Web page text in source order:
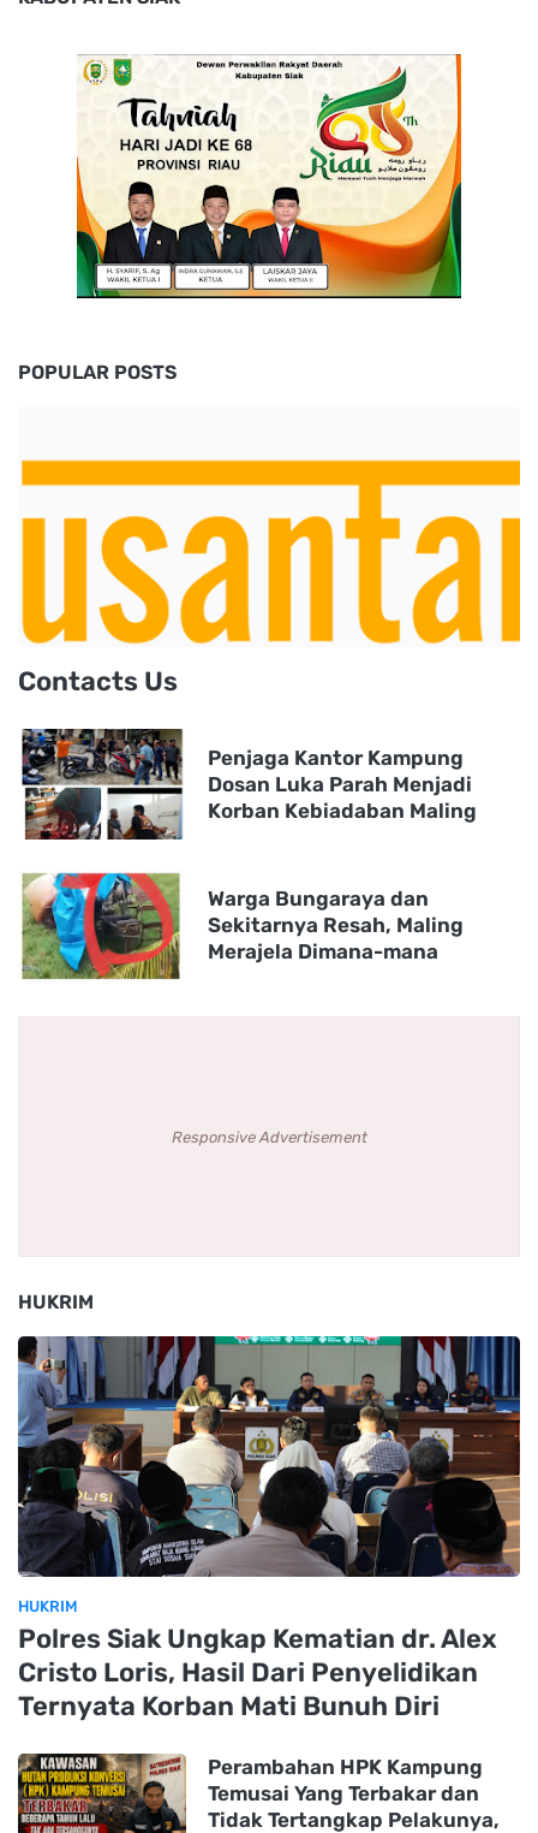
POPULAR POSTS
Contacts Us
Penjaga Kantor Kampung
Dosan Luka Parah Menjadi
Korban Kebiadaban Maling
Warga Bungaraya dan
Sekitarnya Resah, Maling
Merajela Dimana-mana
Responsive Advertisement
HUKRIM
HUKRIM
Polres Siak Ungkap Kematian dr. Alex
Cristo Loris, Hasil Dari Penyelidikan
Ternyata Korban Mati Bunuh Diri
Perambahan HPK Kampung
Temusai Yang Terbakar dan
Tidak Tertangkap Pelakunya,